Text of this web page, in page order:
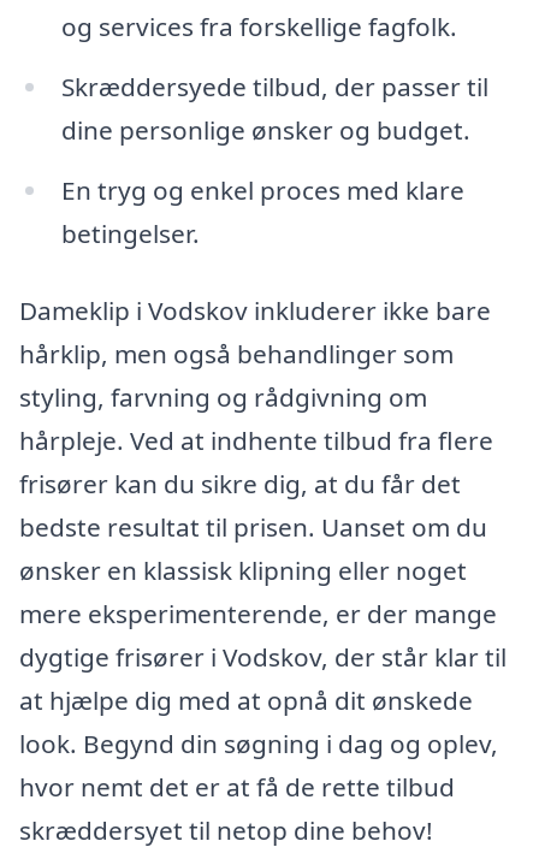
og services fra forskellige fagfolk.
Skræddersyede tilbud, der passer til
dine personlige ønsker og budget.
En tryg og enkel proces med klare
betingelser.
Dameklip i Vodskov inkluderer ikke bare
hårklip, men også behandlinger som
styling, farvning og rådgivning om
hårpleje. Ved at indhente tilbud fra flere
frisører kan du sikre dig, at du får det
bedste resultat til prisen. Uanset om du
ønsker en klassisk klipning eller noget
mere eksperimenterende, er der mange
dygtige frisører i Vodskov, der står klar til
at hjælpe dig med at opnå dit ønskede
look. Begynd din søgning i dag og oplev,
hvor nemt det er at få de rette tilbud
skræddersyet til netop dine behov!